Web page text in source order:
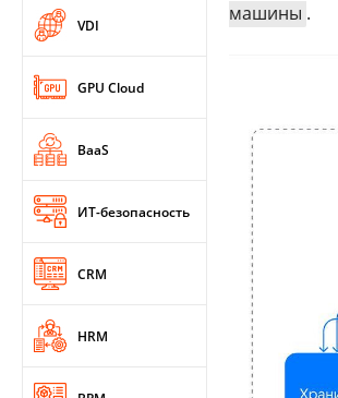
VDI
GPU Cloud
BaaS
ИТ-безопасность
CRM
HRM
машины .